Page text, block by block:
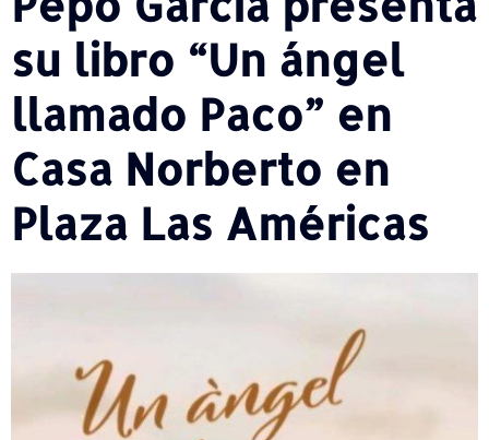
su libro “Un ángel
llamado Paco” en
Casa Norberto en
Plaza Las Américas